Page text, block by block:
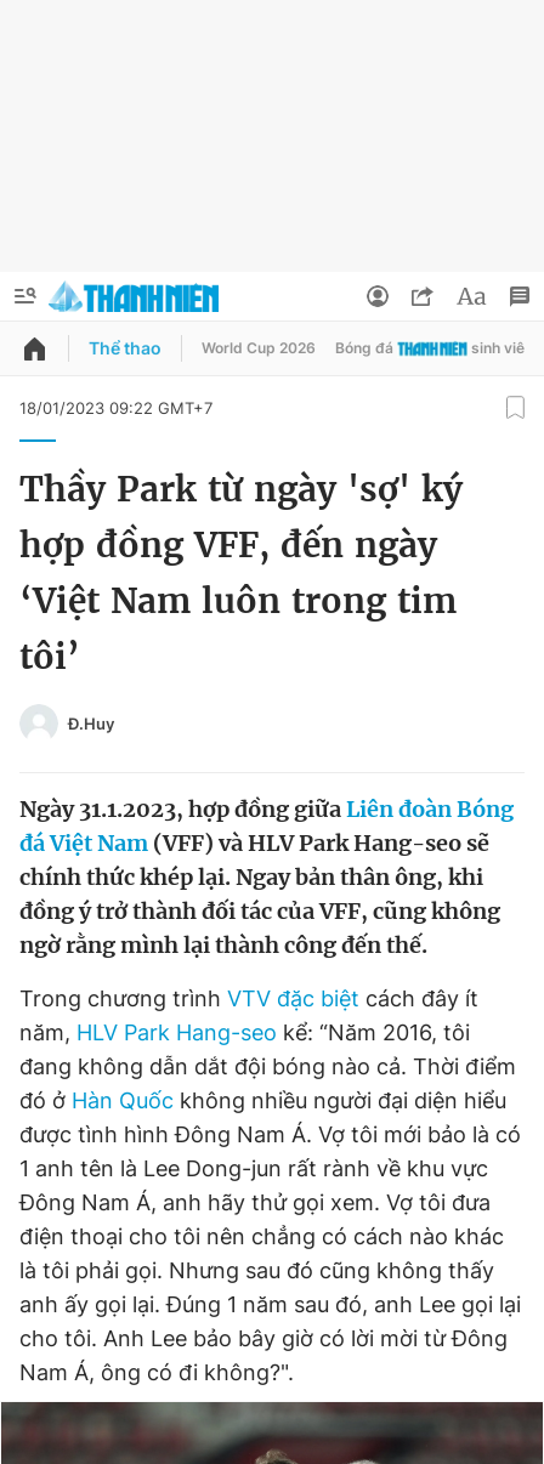
QUẢNG CÁO ĐẶT BÁO
Chuyên mục
Chào ngày mới
Tin thị trường
Sản phẩm khác
Tiện ích Bạn cần biết
Thông tin tòa soạn Liên hệ quảng cáo
Đọc Thanh Niên trên điện thoại
Theo dõi báo trên
0906 645 777 0908 780 404
Đổi mật khẩu
Tin đã lưu
Tin đã xem
Thể thao World Cup 2026 Bóng đá sinh viên
18/01/2023 09:22 GMT+7
Thầy Park từ ngày 'sợ' ký
hợp đồng VFF, đến ngày
‘Việt Nam luôn trong tim
tôi’
Đ.Huy
Ngày 31.1.2023, hợp đồng giữaLiên đoàn Bóng
đá Việt Nam (VFF) và HLV Park Hang-seo sẽ
chính thức khép lại. Ngay bản thân ông, khi
đồng ý trở thành đối tác của VFF, cũng không
ngờ rằng mình lại thành công đến thế.
Trong chương trình VTV đặc biệt cách đây ít
năm, HLV Park Hang-seo kể: “Năm 2016, tôi
đang không dẫn dắt đội bóng nào cả. Thời điểm
đó ở Hàn Quốc không nhiều người đại diện hiểu
được tình hình Đông Nam Á. Vợ tôi mới bảo là có
1 anh tên là Lee Dong-jun rất rành về khu vực
Đông Nam Á, anh hãy thử gọi xem. Vợ tôi đưa
điện thoại cho tôi nên chẳng có cách nào khác
là tôi phải gọi. Nhưng sau đó cũng không thấy
anh ấy gọi lại. Đúng 1 năm sau đó, anh Lee gọi lại
cho tôi. Anh Lee bảo bây giờ có lời mời từ Đông
Nam Á, ông có đi không?".